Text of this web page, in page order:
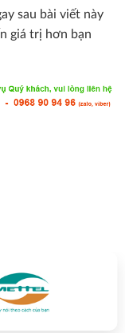
sau bài viết này
giá trị hơn bạn